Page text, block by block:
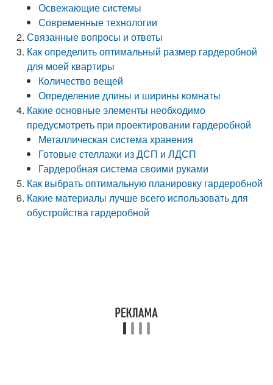
Освежающие системы
Современные технологии
Связанные вопросы и ответы
Как определить оптимальный размер гардеробной
для моей квартиры
Количество вещей
Определение длины и ширины комнаты
Какие основные элементы необходимо
предусмотреть при проектировании гардеробной
Металлическая система хранения
Готовые стеллажи из ДСП и ЛДСП
Гардеробная система своими руками
Как выбрать оптимальную планировку гардеробной
Какие материалы лучше всего использовать для
обустройства гардеробной